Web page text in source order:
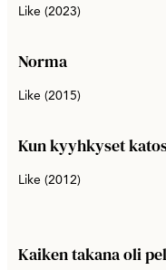
Like (2023)
Norma
Like (2015)
Kun kyyhkyset
Like (2012)
Kaiken takana oli